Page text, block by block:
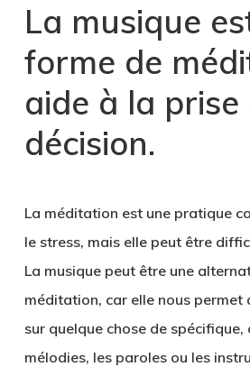
La musique
forme de
aide à la prise
décision.
La méditation est une pratique
le stress, mais elle peut être
La musique peut être une
méditation, car elle nous permet
sur quelque chose de spécifique,
mélodies, les paroles ou les